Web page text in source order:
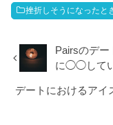
挫折しそうになったと
Pairsのデ
に◯◯して
デートにおけるアイ